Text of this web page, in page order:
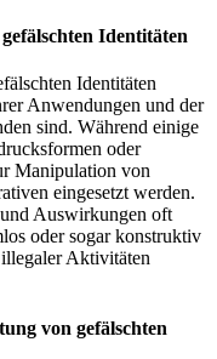
Identitäten
Identitäten
Anwendungen und der
sind. Während einige
oder
Manipulation von
eingesetzt werden.
Auswirkungen oft
oder sogar konstruktiv
Aktivitäten
von gefälschten